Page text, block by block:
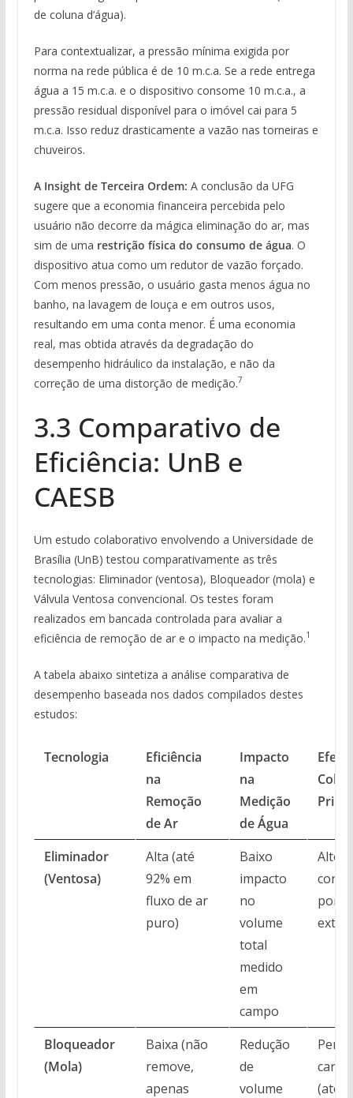
de coluna d’água).
Para contextualizar, a pressão mínima exigida por
norma na rede pública é de 10 m.c.a. Se a rede entrega
água a 15 m.c.a. e o dispositivo consome 10 m.c.a., a
pressão residual disponível para o imóvel cai para 5
m.c.a. Isso reduz drasticamente a vazão nas torneiras e
chuveiros.
A Insight de Terceira Ordem: A conclusão da UFG
sugere que a economia financeira percebida pelo
usuário não decorre da mágica eliminação do ar, mas
sim de uma restrição física do consumo de água. O
dispositivo atua como um redutor de vazão forçado.
Com menos pressão, o usuário gasta menos água no
banho, na lavagem de louça e em outros usos,
resultando em uma conta menor. É uma economia
real, mas obtida através da degradação do
desempenho hidráulico da instalação, e não da
correção de uma distorção de medição.7
3.3 Comparativo de
Eficiência: UnB e
CAESB
Um estudo colaborativo envolvendo a Universidade de
Brasília (UnB) testou comparativamente as três
tecnologias: Eliminador (ventosa), Bloqueador (mola) e
Válvula Ventosa convencional. Os testes foram
realizados em bancada controlada para avaliar a
eficiência de remoção de ar e o impacto na medição.1
A tabela abaixo sintetiza a análise comparativa de
desempenho baseada nos dados compilados destes
estudos:
Tecnologia
Eficiência
na
Remoção
de Ar
Impacto
na
Medição
de Água
Efeito
Eliminador
(Ventosa)
Alta (até
92% em
fluxo de ar
puro)
Baixo
impacto
no
volume
total
medido
em
campo
Alto
por
Bloqueador
(Mola)
Baixa (não
remove,
apenas
Redução
de
volume
(até